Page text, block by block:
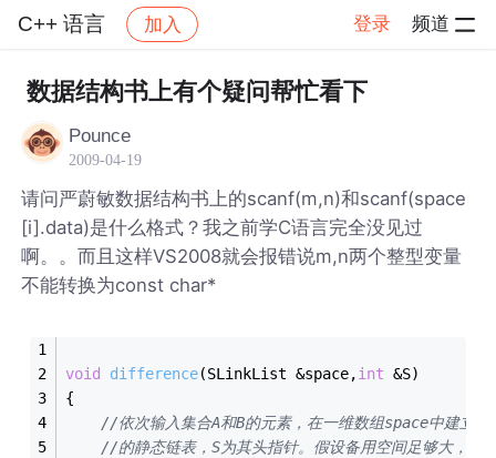
C++ 语言 加入 登录 频道
社区 C++ 语言 帖子详情
数据结构书上有个疑问帮忙看下
Pounce
2009-04-19
请问严蔚敏数据结构书上的scanf(m,n)和scanf(space
[i].data)是什么格式？我之前学C语言完全没见过
啊。。而且这样VS2008就会报错说m,n两个整型变量
不能转换为const char*
void difference(SLinkList &space,int &S)
{
//依次输入集合A和B的元素，在一维数组space中建立
//的静态链表，S为其头指针。假设备用空间足够大，